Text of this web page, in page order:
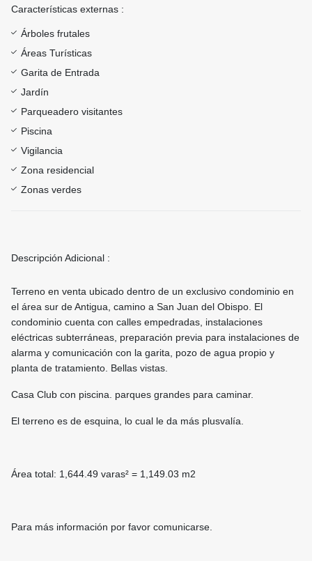
Características externas :
Árboles frutales
Áreas Turísticas
Garita de Entrada
Jardín
Parqueadero visitantes
Piscina
Vigilancia
Zona residencial
Zonas verdes
Descripción Adicional :
Terreno en venta ubicado dentro de un exclusivo condominio en
el área sur de Antigua, camino a San Juan del Obispo. El
condominio cuenta con calles empedradas, instalaciones
eléctricas subterráneas, preparación previa para instalaciones de
alarma y comunicación con la garita, pozo de agua propio y
planta de tratamiento. Bellas vistas.
Casa Club con piscina. parques grandes para caminar.
El terreno es de esquina, lo cual le da más plusvalía.
Área total: 1,644.49 varas² = 1,149.03 m2
Para más información por favor comunicarse.